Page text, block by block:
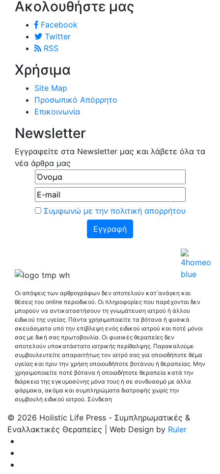
Ακολουθήστε μας
Facebook
Twitter
RSS
Χρήσιμα
Site Map
Προσωπικό Απόρρητο
Επικοινωνία
Newsletter
Εγγραφείτε στα Newsletter μας και λάβετε όλα τα
νέα άρθρα μας
Συμφωνώ με την πολιτική απορρήτου
Οι απόψεις των αρθρογράφων δεν αποτελούν κατ΄ανάγκη και
θέσεις του online περιοδικού. Οι πληροφορίες που παρέχονται δεν
μπορούν να αντικαταστήσουν τη γνωμάτευση ιατρού ή άλλου
ειδικού της υγείας. Πάντα χρησιμοποιείτε τα βότανα ή φυσικά
σκευάσματα υπό την επίβλεψη ενός ειδικού ιατρού και ποτέ μόνοι
σας με δική σας πρωτοβουλία. Οι φυσικές θεραπείες δεν
αποτελούν υποκατάστατο ιατρικής περίθαλψης. Παρακαλούμε
συμβουλευτείτε απαραιτήτως τον ιατρό σας για οποιοδήποτε θέμα
υγείας και πριν την χρήση οποιουδήποτε βοτάνου ή θεραπείας. Μην
χρησιμοποιείτε ποτέ βότανα ή οποιαδήποτε θεραπεία κατά την
διάρκεια της εγκυμοσύνης μόνα τους ή σε συνδυασμό με άλλα
φάρμακα, ακόμα και συμπληρώματα διατροφής χωρίς την
συμβουλή ειδικού ιατρού. Σύνδεση
© 2026 Holistic Life Press - Συμπληρωματικές &
Εναλλακτικές Θεραπείες | Web Design by Ruler